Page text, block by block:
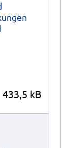
433,5 kB